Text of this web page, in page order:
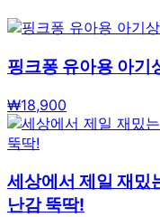
핑크퐁 유아용 아기
₩18,900
세상에서 제일 재밌
난감 뚝딱!